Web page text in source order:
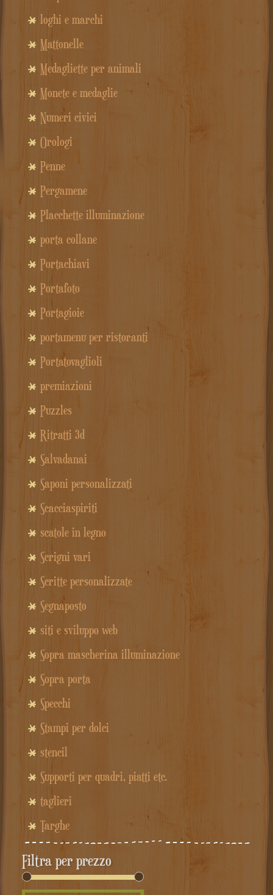
loghi e marchi
Mattonelle
Medagliette per animali
Monete e medaglie
Numeri civici
Orologi
Penne
Pergamene
Placchette illuminazione
porta collane
Portachiavi
Portafoto
Portagioie
portamenu per ristoranti
Portatovaglioli
premiazioni
Puzzles
Ritratti 3d
Salvadanai
Saponi personalizzati
Scacciaspiriti
scatole in legno
Scrigni vari
Scritte personalizzate
Segnaposto
siti e sviluppo web
Sopra mascherina illuminazione
Sopra porta
Specchi
Stampi per dolci
stencil
Supporti per quadri, piatti etc.
taglieri
Targhe
Filtra per prezzo